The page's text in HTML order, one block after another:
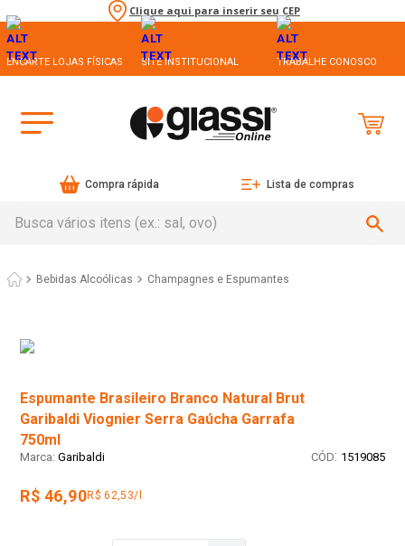
Clique aqui para inserir seu CEP
ENCARTE LOJAS FÍSICAS SITE INSTITUCIONAL TRABALHE CONOSCO
Compra rápida Lista de compras
Bebidas Alcoólicas Champagnes e Espumantes
Espumante Brasileiro Branco Natural Brut
Garibaldi Viognier Serra Gaúcha Garrafa
750ml
Garibaldi : 1519085
R$ 46,90R$ 62,53/l